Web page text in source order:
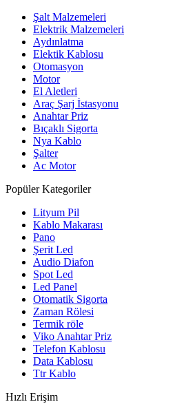
Şalt Malzemeleri
Elektrik Malzemeleri
Aydınlatma
Elektik Kablosu
Otomasyon
Motor
El Aletleri
Araç Şarj İstasyonu
Anahtar Priz
Bıçaklı Sigorta
Nya Kablo
Şalter
Ac Motor
Popüler Kategoriler
Lityum Pil
Kablo Makarası
Pano
Şerit Led
Audio Diafon
Spot Led
Led Panel
Otomatik Sigorta
Zaman Rölesi
Termik röle
Viko Anahtar Priz
Telefon Kablosu
Data Kablosu
Ttr Kablo
Hızlı Erişim